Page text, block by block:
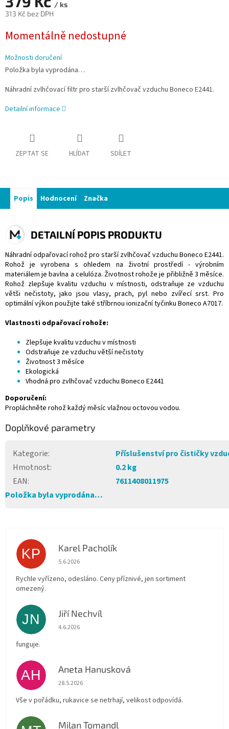
/ ks
313 Kč bez DPH
cena:
Momentálně nedostupné
Možnosti doručení
Položka byla vyprodána…
Náhradní zvlhčovací filtr pro starší zvlhčovač vzduchu Boneco E2441.
Detailní informace
ZEPTAT SE HLÍDAT SDÍLET
Popis Hodnocení Značka
DETAILNÍ POPIS PRODUKTU
Náhradní odpařovací rohož pro starší zvlhčovač vzduchu Boneco E2441.
Rohož je vyrobena s ohledem na životní prostředí - výrobním
materiálem je bavlna a celulóza. Životnost rohože je přibližně 3 měsíce.
Rohož zlepšuje kvalitu vzduchu v místnosti, odstraňuje ze vzduchu
větši nečistoty, jako jsou vlasy, prach, pyl nebo zvířecí srst. Pro
optimální výkon použijte také stříbrnou ionizační tyčinku Boneco A7017.
Vlastnosti odpařovací rohože:
Zlepšuje kvalitu vzduchu v místnosti
Odstraňuje ze vzduchu větší nečistoty
Životnost 3 měsíce
Ekologická
Vhodná pro zvlhčovač vzduchu Boneco E2441
Doporučení:
Propláchněte rohož každý měsíc vlažnou octovou vodou.
Doplňkové parametry
Kategorie:
Příslušenství pro čističky
Hmotnost:
0.2 kg
EAN:
7611408011975
Položka byla vyprodána…
KP Karel Pacholík
Hodnocení obchodu je 4 z 5 hvězdiček.
5.6.2026
Rychle vyřízeno, odesláno. Ceny příznivé, jen sortiment
omezený.
JN Jiří Nechvíl
Hodnocení obchodu je 5 z 5 hvězdiček.
4.6.2026
funguje.
AH Aneta Hanusková
Hodnocení obchodu je 5 z 5 hvězdiček.
28.5.2026
Vše v pořádku, rukavice se netrhají, velikost odpovídá.
Milan Tomandl